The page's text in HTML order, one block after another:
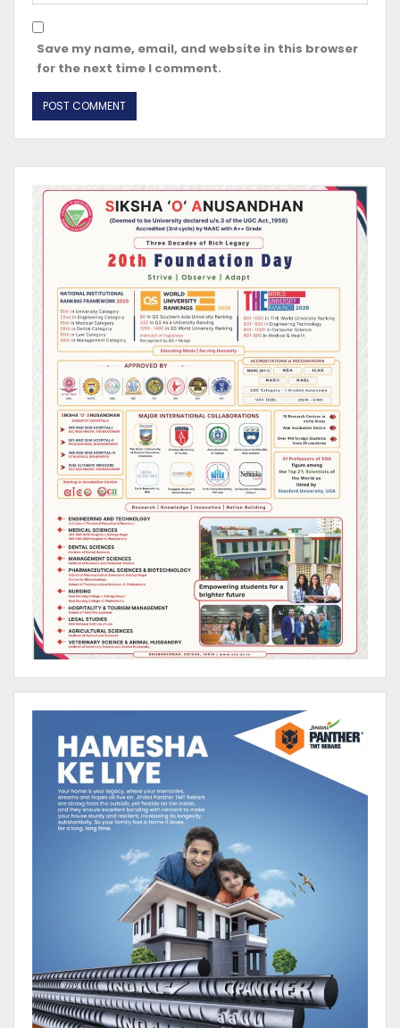
Save my name, email, and website in this browser
for the next time I comment.